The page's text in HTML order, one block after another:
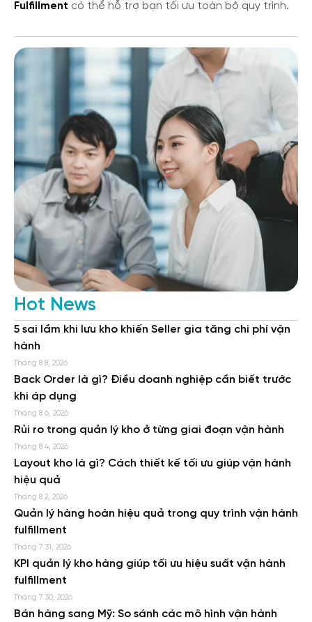
Fulfillment có thể hỗ trợ bạn tối ưu toàn bộ quy trình.
Hot News
5 sai lầm khi lưu kho khiến Seller gia tăng chi phí vận
hành
Tháng 8 8, 2026
Back Order là gì? Điều doanh nghiệp cần biết trước
khi áp dụng
Tháng 8 6, 2026
Rủi ro trong quản lý kho ở từng giai đoạn vận hành
Tháng 8 4, 2026
Layout kho là gì? Cách thiết kế tối ưu giúp vận hành
hiệu quả
Tháng 8 2, 2026
Quản lý hàng hoàn hiệu quả trong quy trình vận hành
fulfillment
Tháng 7 31, 2026
KPI quản lý kho hàng giúp tối ưu hiệu suất vận hành
fulfillment
Tháng 7 30, 2026
Bán hàng sang Mỹ: So sánh các mô hình vận hành